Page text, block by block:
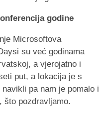
godine
Microsoftova
su već godinama
a vjerojatno i
put, a lokacija je s
pa nam je pomalo i
što pozdravljamo.